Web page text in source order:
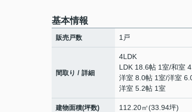
基本情報
販売戸数 1戸
間取り / 詳細
4LDK
LDK 18.6帖 1室/和室
洋室 8.0帖 1室/洋室
洋室 5.2帖 1室
建物面積(坪数) 112.20㎡(33.94坪)